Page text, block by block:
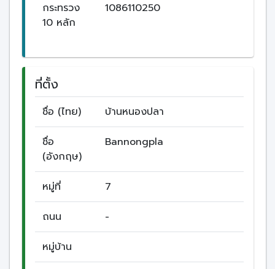
กระทรวง
10 หลัก
1086110250
ที่ตั้ง
ชื่อ (ไทย) บ้านหนองปลา
ชื่อ
(อังกฤษ)
Bannongpla
หมู่ที่ 7
ถนน -
หมู่บ้าน